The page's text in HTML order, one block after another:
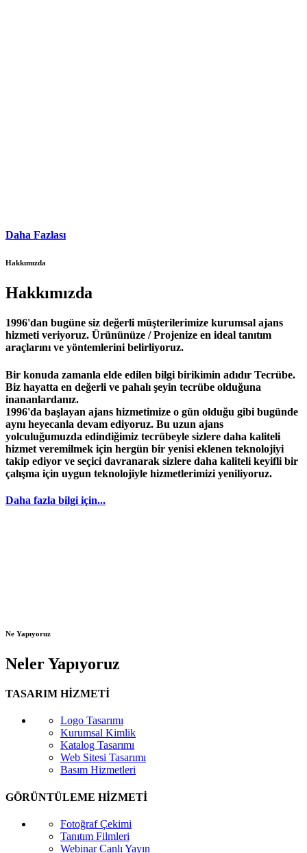
Daha Fazlası
Hakkımızda
Hakkımızda
1996'dan bugüne siz değerli müşterilerimize kurumsal ajans
hizmeti veriyoruz. Ürününüze / Projenize en ideal tanıtım
araçlarını ve yöntemlerini belirliyoruz.
Bir konuda zamanla elde edilen bilgi birikimin adıdır Tecrübe.
Biz hayatta en değerli ve pahalı şeyin tecrübe olduğuna
inananlardanız.
1996'da başlayan ajans hizmetimize o gün olduğu gibi bugünde
aynı heyecanla devam ediyoruz. Bu uzun ajans
yolculuğumuzda edindiğimiz tecrübeyle sizlere daha kaliteli
hizmet veremilmek için hergün bir yenisi eklenen teknolojiyi
takip ediyor ve seçici davranarak sizlere daha kaliteli keyifli bir
çalışma için uygun teknolojiyle hizmetlerimizi yeniliyoruz.
Daha fazla bilgi için...
Ne Yapıyoruz
Neler Yapıyoruz
TASARIM HİZMETİ
Logo Tasarımı
Kurumsal Kimlik
Katalog Tasarımı
Web Sitesi Tasarımı
Basım Hizmetleri
GÖRÜNTÜLEME HİZMETİ
Fotoğraf Çekimi
Tanıtım Filmleri
Webinar Canlı Yayın